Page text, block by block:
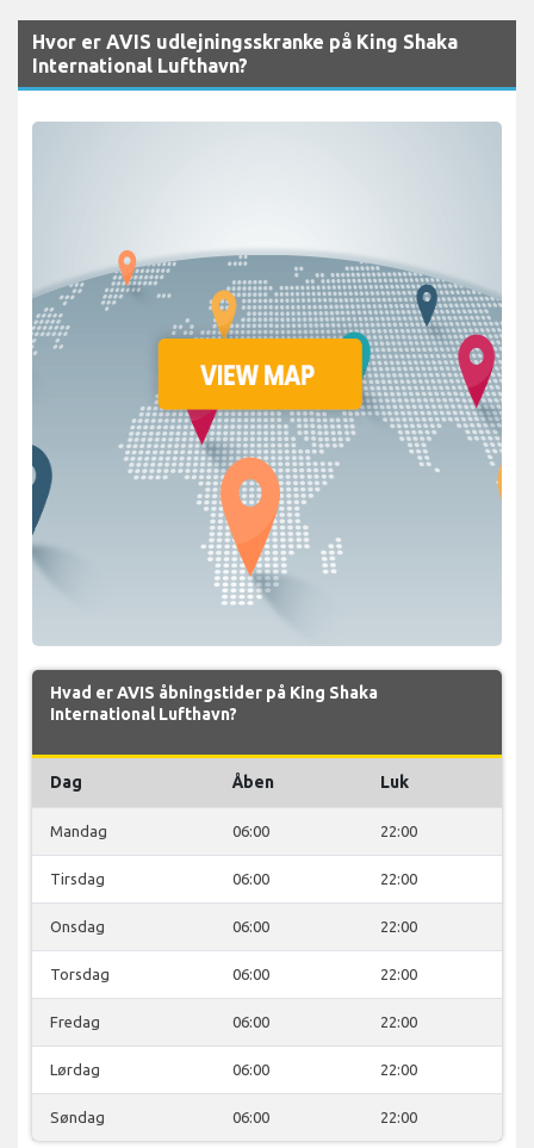
Hvor er AVIS udlejningsskranke på King Shaka
International Lufthavn?
Hvad er AVIS åbningstider på King Shaka
International Lufthavn?
Dag Åben Luk
Mandag 06:00 22:00
Tirsdag 06:00 22:00
Onsdag 06:00 22:00
Torsdag 06:00 22:00
Fredag 06:00 22:00
Lørdag 06:00 22:00
Søndag 06:00 22:00